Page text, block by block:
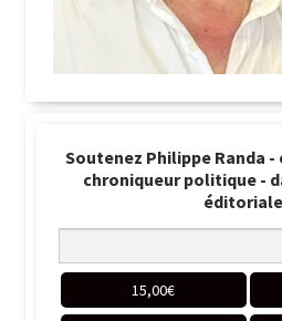
Soutenez Philippe Randa
chroniqueur politique -
15,00€